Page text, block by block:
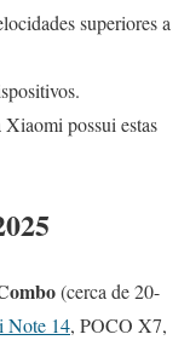
superiores a
possui estas
(cerca de 20-
Note 14, POCO X7,